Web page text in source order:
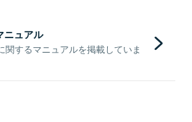
ニュアル
関するマニュアルを掲載していま